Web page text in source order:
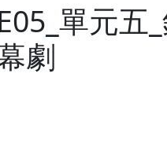
單元
劇